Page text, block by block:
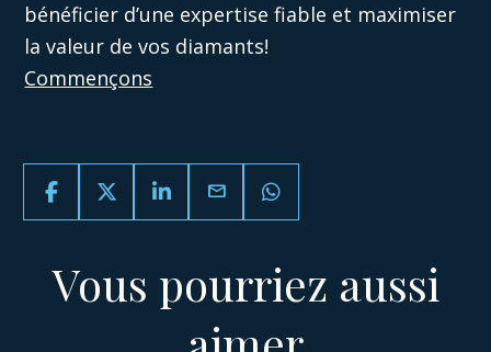
bénéficier d’une expertise fiable et maximiser
la valeur de vos diamants!
Commençons
email
Vous pourriez aussi